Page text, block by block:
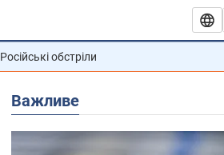
Російські обстріли
Важливе